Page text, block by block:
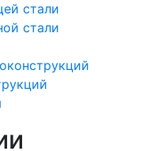
стали
стали